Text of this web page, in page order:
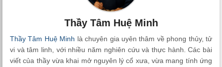
Thầy Tâm Huệ Minh
Thầy Tâm Huệ Minh là chuyên gia uyên thâm về phong thủy, tử
vi và tâm linh, với nhiều năm nghiên cứu và thực hành. Các bài
viết của thầy vừa khai mở nguyên lý cổ xưa, vừa mang tính ứng